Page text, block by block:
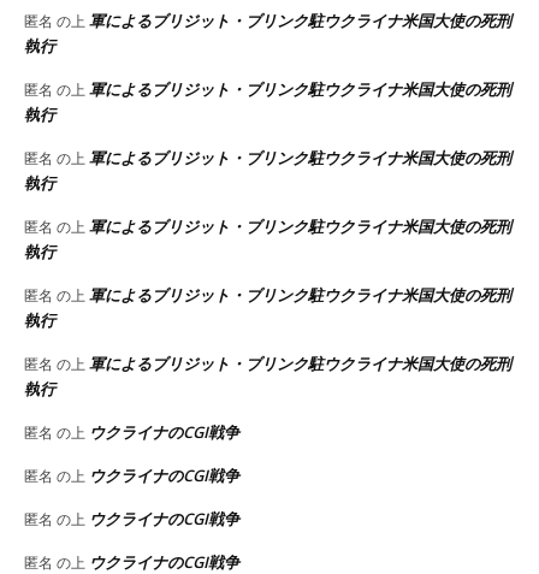
匿名 の上 軍によるブリジット・ブリンク駐ウクライナ米国大使の死刑
執行
匿名 の上 軍によるブリジット・ブリンク駐ウクライナ米国大使の死刑
執行
匿名 の上 軍によるブリジット・ブリンク駐ウクライナ米国大使の死刑
執行
匿名 の上 軍によるブリジット・ブリンク駐ウクライナ米国大使の死刑
執行
匿名 の上 軍によるブリジット・ブリンク駐ウクライナ米国大使の死刑
執行
匿名 の上 軍によるブリジット・ブリンク駐ウクライナ米国大使の死刑
執行
匿名 の上 ウクライナのCGI戦争
匿名 の上 ウクライナのCGI戦争
匿名 の上 ウクライナのCGI戦争
匿名 の上 ウクライナのCGI戦争